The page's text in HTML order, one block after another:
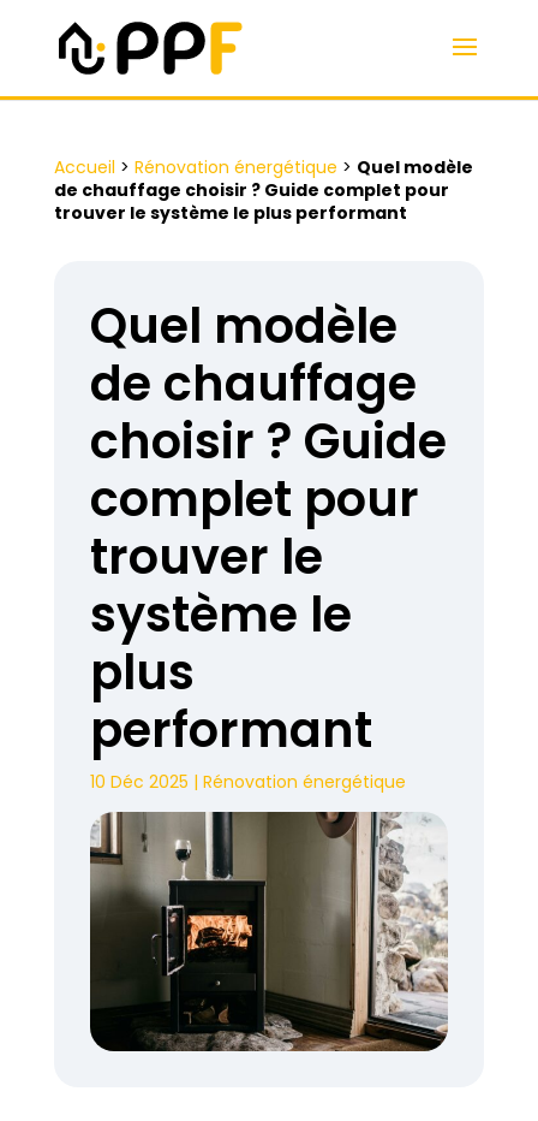
Accueil > Rénovation énergétique > Quel modèle
de chauffage choisir ? Guide complet pour
trouver le système le plus performant
Quel modèle
de chauffage
choisir ? Guide
complet pour
trouver le
système le
plus
performant
10 Déc 2025 | Rénovation énergétique